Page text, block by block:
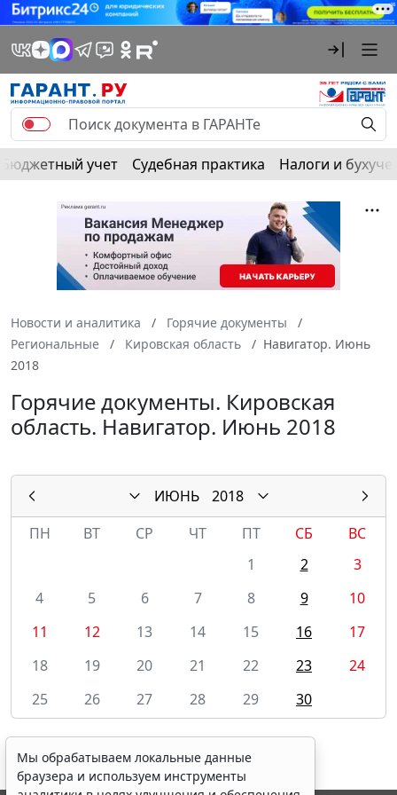
Бюджетный учет Судебная практика Налоги и
Новости и аналитика
Горячие документы
Региональные
Кировская область
Навигатор. Июнь
2018
Горячие документы. Кировская
область. Навигатор. Июнь 2018
ИЮНЬ
2018
ПН
ВТ СР ЧТ ПТ СБ
ВС
1
2
3
4
5 6 7 8 9
10
11
12 13 14 15 16
17
18
19 20 21 22 23
24
25
26 27 28 29 30
Мы обрабатываем локальные данные
браузера и используем инструменты